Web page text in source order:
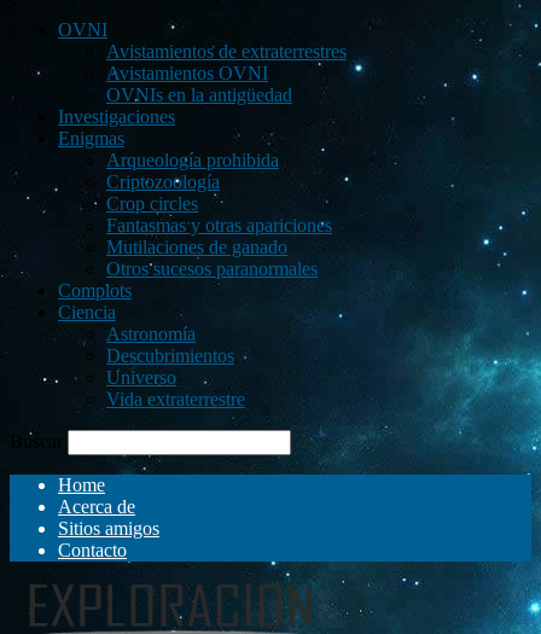
OVNI
Avistamientos de extraterrestres
Avistamientos OVNI
OVNIs en la antigüedad
Investigaciones
Enigmas
Arqueología prohibida
Criptozoología
Crop circles
Fantasmas y otras apariciones
Mutilaciones de ganado
Otros sucesos paranormales
Complots
Ciencia
Astronomía
Descubrimientos
Universo
Vida extraterrestre
Buscar
Home
Acerca de
Sitios amigos
Contacto